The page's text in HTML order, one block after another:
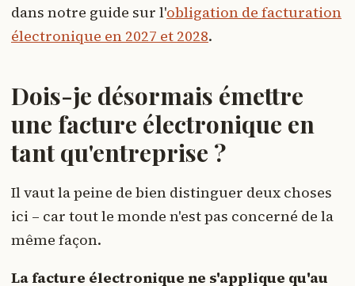
dans notre guide sur l'obligation de facturation
électronique en 2027 et 2028.
Dois-je désormais émettre
une facture électronique en
tant qu'entreprise ?
Il vaut la peine de bien distinguer deux choses
ici – car tout le monde n'est pas concerné de la
même façon.
La facture électronique ne s'applique qu'au